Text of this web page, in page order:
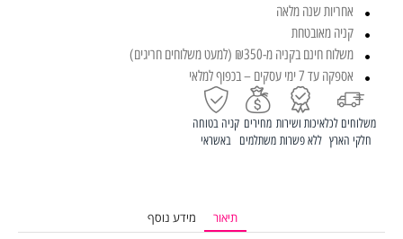
אחריות שנה מלאה
קניה מאובטחת
משלוח חינם בקניה מ-₪350 (למעט משלוחים חריגים)
אספקה עד 7 ימי עסקים – בכפוף למלאי
משלוחים לכל
חלקי הארץ
איכות ושירות
ללא פשרות
מחירים
משתלמים
קניה בטוחה
באשראי
תיאור מידע נוסף